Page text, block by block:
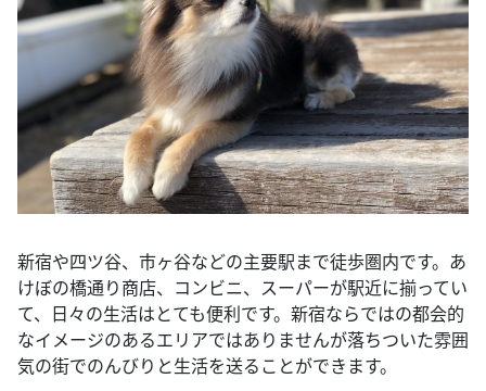
新宿や四ツ谷、市ヶ谷などの主要駅まで徒歩圏内です。あ
けぼの橋通り商店、コンビニ、スーパーが駅近に揃ってい
て、日々の生活はとても便利です。新宿ならではの都会的
なイメージのあるエリアではありませんが落ちついた雰囲
気の街でのんびりと生活を送ることができます。